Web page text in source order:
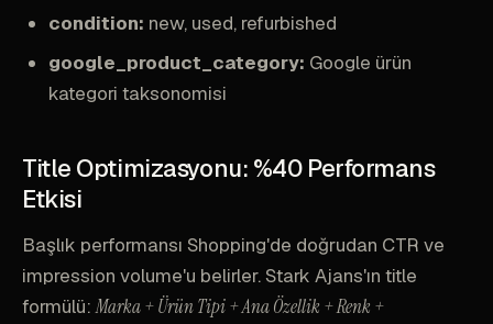
condition: new, used, refurbished
google_product_category: Google ürün
kategori taksonomisi
Title Optimizasyonu: %40 Performans
Etkisi
Başlık performansı Shopping'de doğrudan CTR ve
impression volume'u belirler. Stark Ajans'ın title
formülü:Marka + Ürün Tipi + Ana Özellik + Renk +